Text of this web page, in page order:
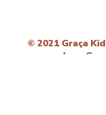
© 2021 Graça
reservados -